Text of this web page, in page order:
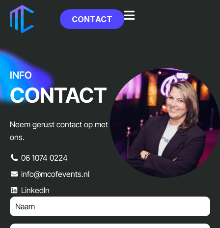
CONTACT
INFO
CONTACT
Neem gerust contact op met
ons.
06 1074 0224
info@mcofevents.nl
LinkedIn